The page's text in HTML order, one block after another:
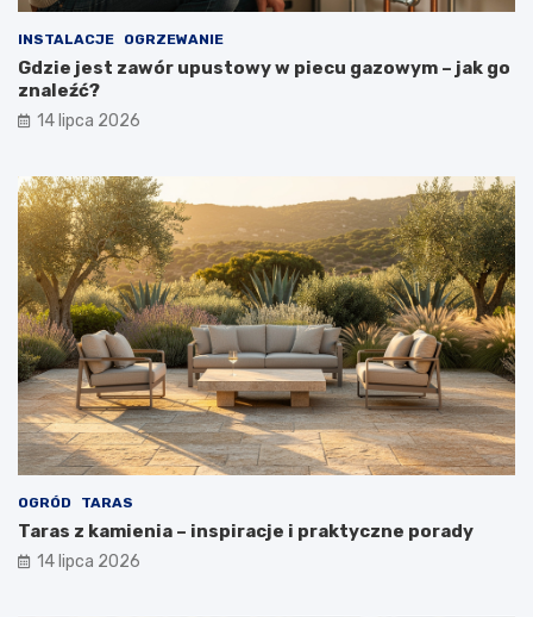
INSTALACJE OGRZEWANIE
Gdzie jest zawór upustowy w piecu gazowym – jak go
znaleźć?
14 lipca 2026
OGRÓD TARAS
Taras z kamienia – inspiracje i praktyczne porady
14 lipca 2026